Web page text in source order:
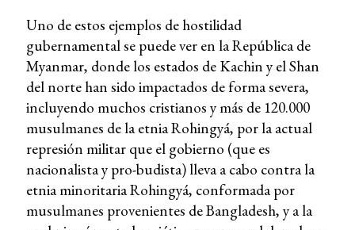
Uno de estos ejemplos de hostilidad
gubernamental se puede ver en la República de
Myanmar, donde los estados de Kachin y el Shan
del norte han sido impactados de forma severa,
incluyendo muchos cristianos y más de 120.000
musulmanes de la etnia Rohingyá, por la actual
represión militar que el gobierno (que es
nacionalista y pro-budista) lleva a cabo contra la
etnia minoritaria Rohingyá, conformada por
musulmanes provenientes de Bangladesh, y a la